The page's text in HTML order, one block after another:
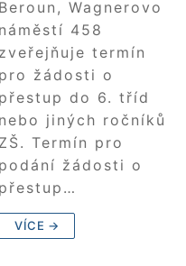
Beroun, Wagnerovo
náměstí 458
zveřejňuje termín
pro žádosti o
přestup do 6. tříd
nebo jiných ročníků
ZŠ. Termín pro
podání žádosti o
přestup…
VÍCE →